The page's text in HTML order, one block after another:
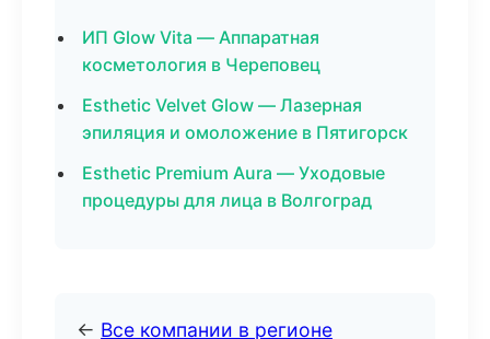
ИП Glow Vita — Аппаратная
косметология в Череповец
Esthetic Velvet Glow — Лазерная
эпиляция и омоложение в Пятигорск
Esthetic Premium Aura — Уходовые
процедуры для лица в Волгоград
← Все компании в регионе